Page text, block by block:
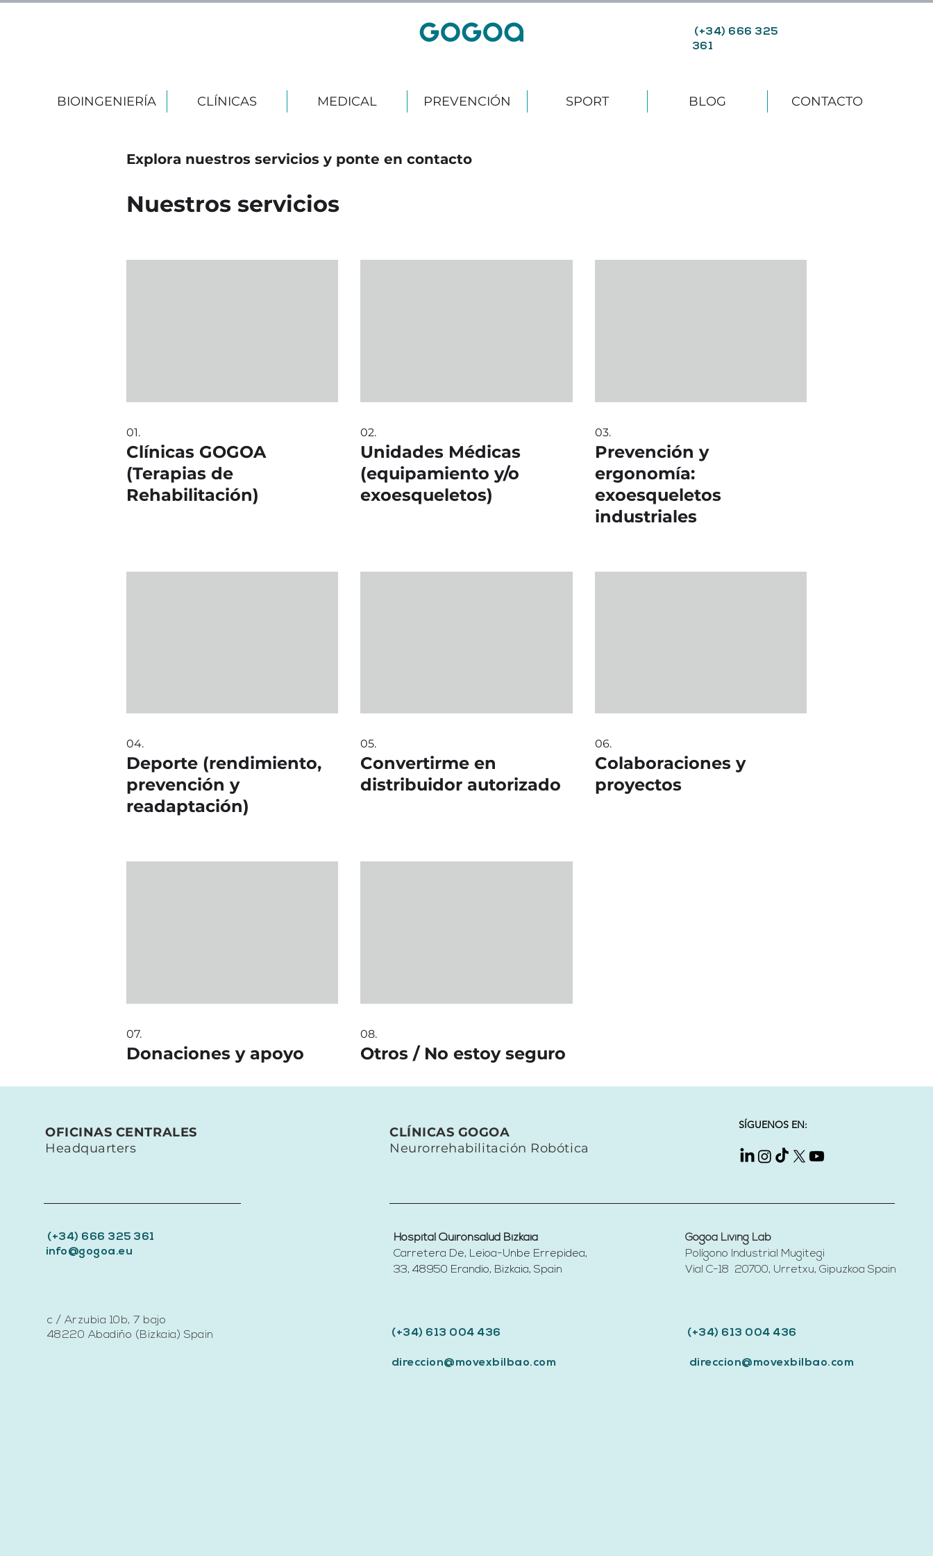
(+34) 666 325
361
BIOINGENIERÍA CLÍNICAS MEDICAL PREVENCIÓN SPORT BLOG CONTACTO
Explora nuestros servicios y ponte en contacto
Nuestros servicios
01.
Clínicas GOGOA
(Terapias de
Rehabilitación)
02.
Unidades Médicas
(equipamiento y/o
exoesqueletos)
03.
Prevención y
ergonomía:
exoesqueletos
industriales
04.
Deporte (rendimiento,
prevención y
readaptación)
05.
Convertirme en
distribuidor autorizado
06.
Colaboraciones y
proyectos
07.
Donaciones y apoyo
08.
Otros / No estoy seguro
OFICINAS CENTRALES
Headquarters
(+34) 666 325 361
info@gogoa.eu
c / Arzubia 10b, 7 bajo
48220 Abadiño (Bizkaia) Spain
CLÍNICAS GOGOA
Neurorrehabilitación Robótica
SÍGUENOS EN:
Hospital Quirónsalud Bizkaia
Carretera De, Leioa-Unbe Errepidea,
33, 48950 Erandio, Bizkaia, Spain​
(+34) 613 004 436
direccion@movexbilbao.com
Gogoa Living Lab
Polígono Industrial Mugitegi
Vial C-18 20700, Urretxu, Gipuzkoa Spain​
(+34) 613 004 436
direccion@movexbilbao.com